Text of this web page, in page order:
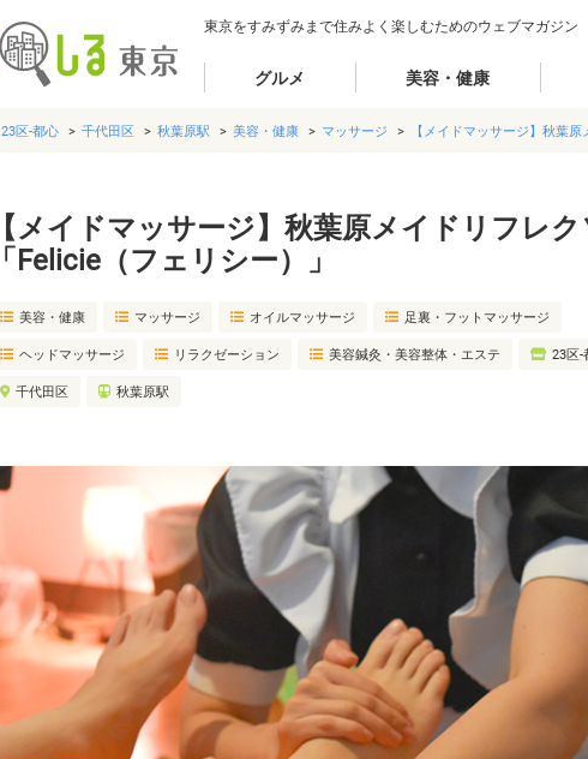
東京をすみずみまで住みよく楽しむためのウェブマガジン
グルメ 美容・健康
23区-都心 千代田区 秋葉原駅 美容・健康 マッサージ 【メイドマッサージ】秋葉
【メイドマッサージ】秋葉原メイドリフレ
「Felicie（フェリシー）」
美容・健康 マッサージ オイルマッサージ 足裏・フットマッサージ
ヘッドマッサージ リラクゼーション 美容鍼灸・美容整体・エステ 23区-
千代田区 秋葉原駅